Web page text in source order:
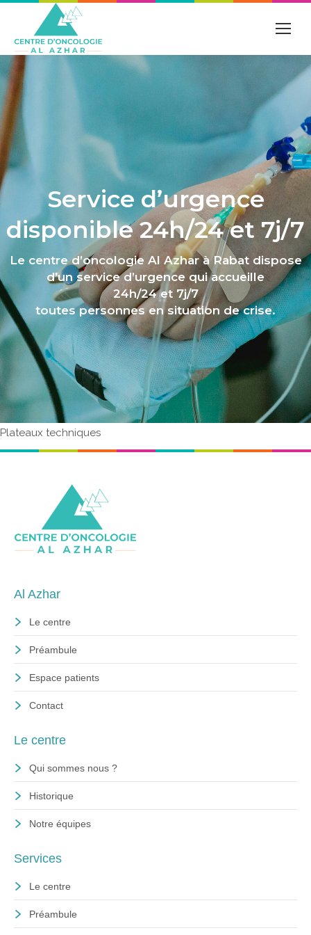
Service d’urgence
disponible 24h/24 et 7j/7
Le centre d’oncologie Al Azhar à Rabat dispose
d’un service d’urgence qui accueille
24h/24 et 7j/7
toutes personnes en situation de crise.
Plateaux techniques
Al Azhar
Le centre
Préambule
Espace patients
Contact
Le centre
Qui sommes nous ?
Historique
Notre équipes
Services
Le centre
Préambule